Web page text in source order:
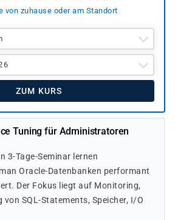
von zuhause oder am Standort
ZUM KURS
Tuning für Administratoren
3-Tage-Seminar lernen
Oracle-Datenbanken performant
Der Fokus liegt auf Monitoring,
von SQL-Statements, Speicher, I/O